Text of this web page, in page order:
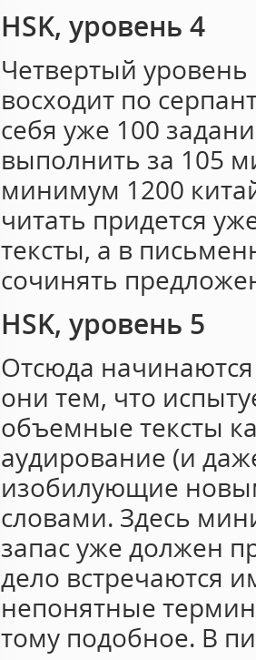
HSK, уровень 4
Четвертый
восходит по
себя уже 100
выполнить за 105
минимум 1200
читать придется
тексты, а в
сочинять
HSK, уровень 5
Отсюда
они тем, что
объемные тексты
аудирование (и
изобилующие
словами. Здесь
запас уже должен
дело встречаются
непонятные
тому подобное. В